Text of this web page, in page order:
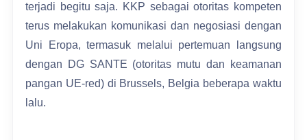
terjadi begitu saja. KKP sebagai otoritas kompeten
terus melakukan komunikasi dan negosiasi dengan
Uni Eropa, termasuk melalui pertemuan langsung
dengan DG SANTE (otoritas mutu dan keamanan
pangan UE-red) di Brussels, Belgia beberapa waktu
lalu.